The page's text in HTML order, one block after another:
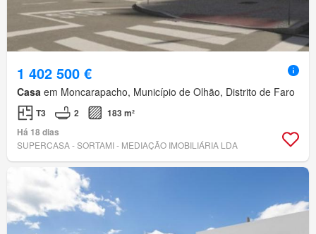
1 402 500 €
Casa em Moncarapacho, Município de Olhão, Distrito de Faro
T3 2
183 m²
Há 18 dias
SUPERCASA - SORTAMI - MEDIAÇÃO IMOBILIÁRIA LDA